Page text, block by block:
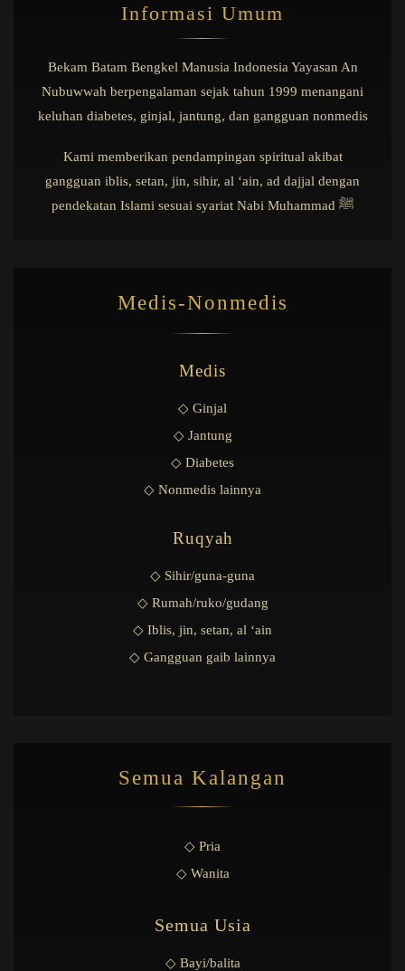
Informasi Umum
Bekam Batam Bengkel Manusia Indonesia Yayasan An
Nubuwwah berpengalaman sejak tahun 1999 menangani
keluhan diabetes, ginjal, jantung, dan gangguan nonmedis
Kami memberikan pendampingan spiritual akibat
gangguan iblis, setan, jin, sihir, al ‘ain, ad dajjal dengan
pendekatan Islami sesuai syariat Nabi Muhammad ﷺ
Medis-Nonmedis
Medis
◇ Ginjal
◇ Jantung
◇ Diabetes
◇ Nonmedis lainnya
Ruqyah
◇ Sihir/guna-guna
◇ Rumah/ruko/gudang
◇ Iblis, jin, setan, al ‘ain
◇ Gangguan gaib lainnya
Semua Kalangan
◇ Pria
◇ Wanita
Semua Usia
◇ Bayi/balita